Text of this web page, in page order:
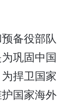
备役部队
巩固中国
捍卫国家
国家海外